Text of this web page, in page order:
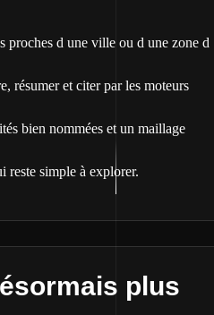
proches d une ville ou d une zone d
résumer et citer par les moteurs
bien nommées et un maillage
reste simple à explorer.
plus